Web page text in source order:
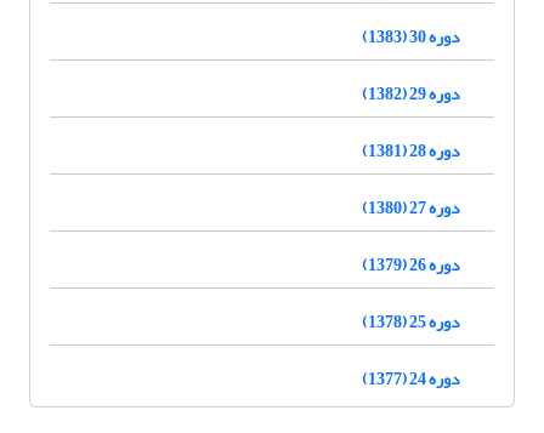
دوره 30 (1383)
دوره 29 (1382)
دوره 28 (1381)
دوره 27 (1380)
دوره 26 (1379)
دوره 25 (1378)
دوره 24 (1377)